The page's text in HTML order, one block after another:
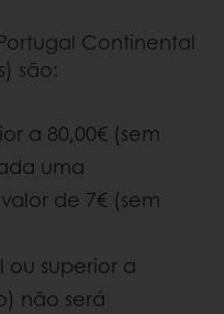
Continental
são:
a 80,00€ (sem
uma
de 7€ (sem
ou superior a
não será